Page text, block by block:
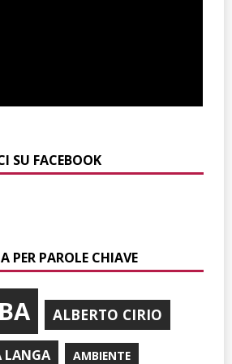
SU FACEBOOK
PER PAROLE CHIAVE
ALBERTO CIRIO
LANGA AMBIENTE